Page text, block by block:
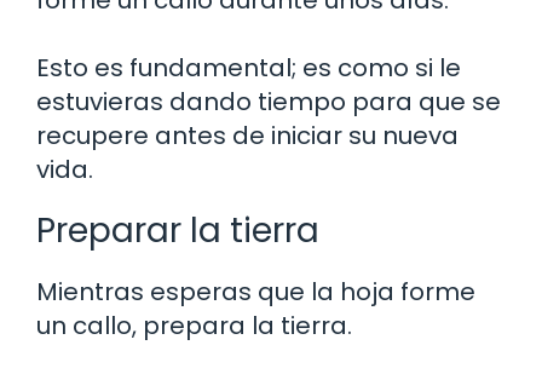
Esto es fundamental; es como si le
estuvieras dando tiempo para que se
recupere antes de iniciar su nueva
vida.
Preparar la tierra
Mientras esperas que la hoja forme
un callo, prepara la tierra.